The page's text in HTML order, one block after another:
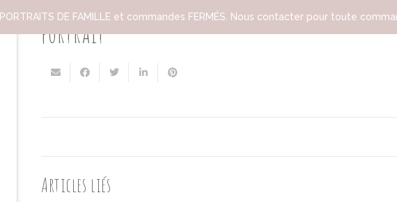
portrait
Articles liés
PORTRAITS DE FAMILLE et commandes FERMÉS. Nous contacter pour toute